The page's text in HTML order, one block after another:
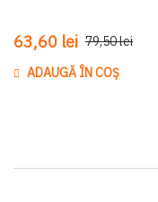
63,60 lei 79,50 lei
ADAUGĂ ÎN COȘ